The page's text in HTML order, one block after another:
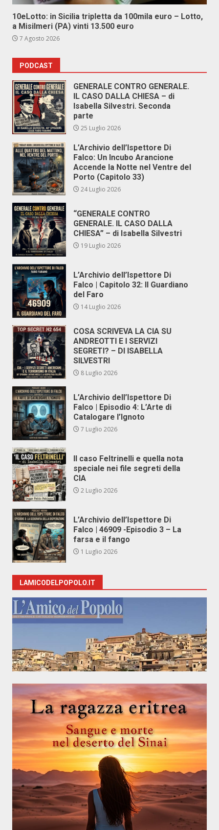
10eLotto: in Sicilia tripletta da 100mila euro – Lotto,
a Misilmeri (PA) vinti 13.500 euro
7 Agosto 2026
PODCAST
GENERALE CONTRO GENERALE.
IL CASO DALLA CHIESA – di
Isabella Silvestri. Seconda
parte
25 Luglio 2026
L’Archivio dell’Ispettore Di
Falco: Un Incubo Arancione
Accende la Notte nel Ventre del
Porto (Capitolo 33)
24 Luglio 2026
“GENERALE CONTRO
GENERALE. IL CASO DALLA
CHIESA” – di Isabella Silvestri
19 Luglio 2026
L’Archivio dell’Ispettore Di
Falco | Capitolo 32: Il Guardiano
del Faro
14 Luglio 2026
COSA SCRIVEVA LA CIA SU
ANDREOTTI E I SERVIZI
SEGRETI? – DI ISABELLA
SILVESTRI
8 Luglio 2026
L’Archivio dell’Ispettore Di
Falco | Episodio 4: L’Arte di
Catalogare l’Ignoto
7 Luglio 2026
Il caso Feltrinelli e quella nota
speciale nei file segreti della
CIA
2 Luglio 2026
L’Archivio dell’Ispettore Di
Falco | 46909 -Episodio 3 – La
farsa e il fango
1 Luglio 2026
LAMICODELPOPOLO.IT